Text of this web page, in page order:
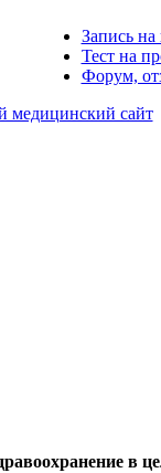
Запись на
Тест на
Форум,
сайт
в